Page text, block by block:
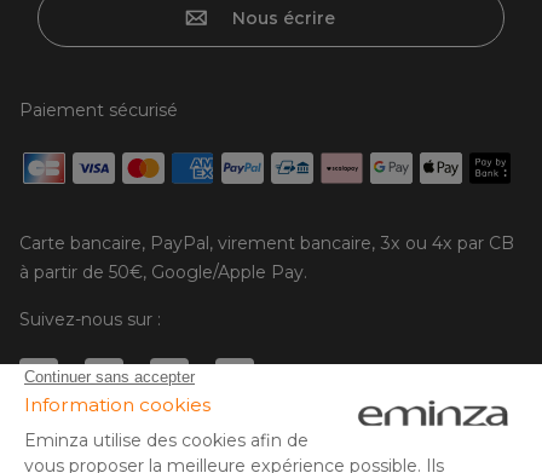
Nous écrire
Paiement sécurisé
Carte bancaire, PayPal, virement bancaire, 3x ou 4x par CB
à partir de 50€, Google/Apple Pay.
Suivez-nous sur :
© Copyright 2025 Eminza | Tous droits réservés |
ESPAÑAFRA